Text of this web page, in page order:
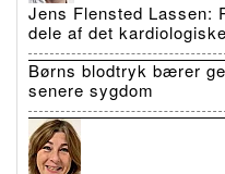
Jens Flensted Lassen:
dele af det
Børns blodtryk bærer
senere sygdom